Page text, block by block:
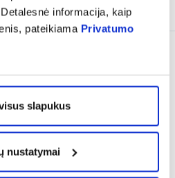
informacija, kaip
pateikiama Privatumo
slapukus
nustatymai
kartu